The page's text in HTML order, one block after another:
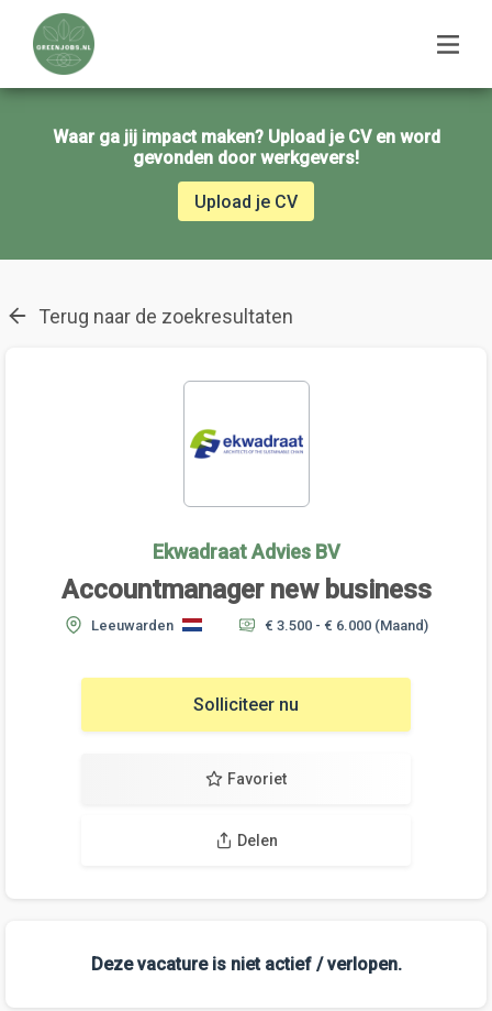
Waar ga jij impact maken? Upload je CV en word
gevonden door werkgevers!
Upload je CV
Terug naar de zoekresultaten
Ekwadraat Advies BV
Accountmanager new business
Leeuwarden € 3.500 - € 6.000 (Maand)
Solliciteer nu
Favoriet
Delen
Deze vacature is niet actief / verlopen.